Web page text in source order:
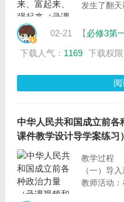
发生了翻天
学生活动
越来越富强
学活动。
心议题的答
开展议学
02-21 【必修3第
下载人气： 1169 下载权限
中华人民共和国成立前
课件教学设计导学案练习）
教学过程
（一）导
教师活动：